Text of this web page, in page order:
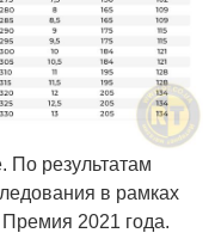
По результатам
в рамках
2021 года.